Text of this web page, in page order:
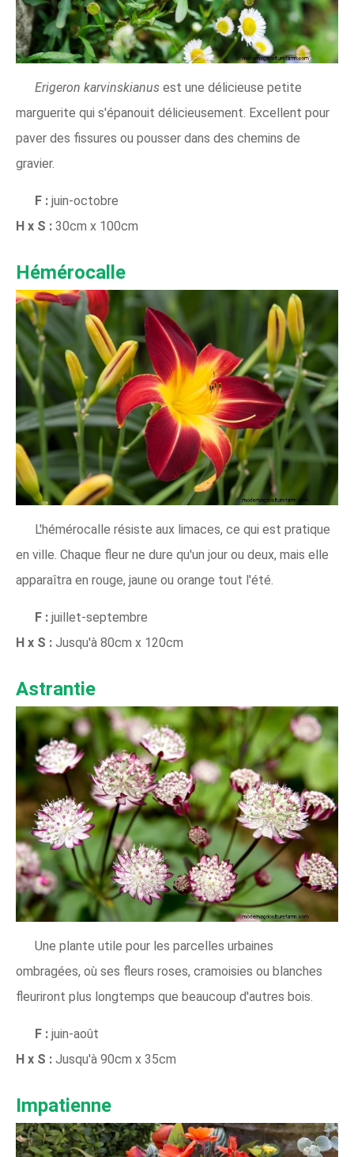
Erigeron karvinskianus est une délicieuse petite
marguerite qui s'épanouit délicieusement. Excellent pour
paver des fissures ou pousser dans des chemins de
gravier.
F : juin-octobre
H x S : 30cm x 100cm
Hémérocalle
L'hémérocalle résiste aux limaces, ce qui est pratique
en ville. Chaque fleur ne dure qu'un jour ou deux, mais elle
apparaîtra en rouge, jaune ou orange tout l'été.
F : juillet-septembre
H x S : Jusqu'à 80cm x 120cm
Astrantie
Une plante utile pour les parcelles urbaines
ombragées, où ses fleurs roses, cramoisies ou blanches
fleuriront plus longtemps que beaucoup d'autres bois.
F : juin-août
H x S : Jusqu'à 90cm x 35cm
Impatienne